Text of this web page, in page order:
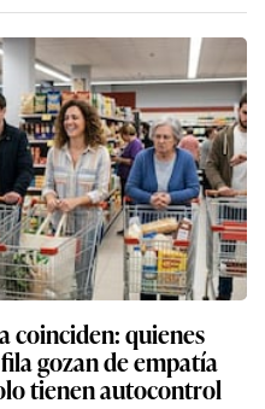
coinciden: quienes
gozan de empatía
tienen autocontrol